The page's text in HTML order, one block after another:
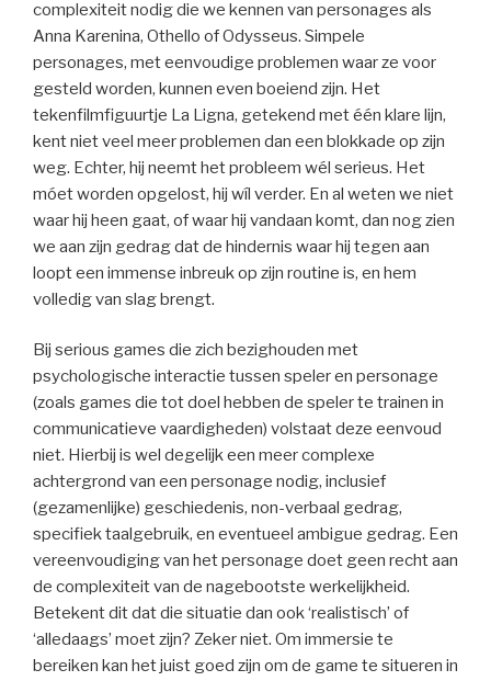
complexiteit nodig die we kennen van personages als
Anna Karenina, Othello of Odysseus. Simpele
personages, met eenvoudige problemen waar ze voor
gesteld worden, kunnen even boeiend zijn. Het
tekenfilmfiguurtje La Ligna, getekend met één klare lijn,
kent niet veel meer problemen dan een blokkade op zijn
weg. Echter, hij neemt het probleem wél serieus. Het
móet worden opgelost, hij wíl verder. En al weten we niet
waar hij heen gaat, of waar hij vandaan komt, dan nog zien
we aan zijn gedrag dat de hindernis waar hij tegen aan
loopt een immense inbreuk op zijn routine is, en hem
volledig van slag brengt.
Bij serious games die zich bezighouden met
psychologische interactie tussen speler en personage
(zoals games die tot doel hebben de speler te trainen in
communicatieve vaardigheden) volstaat deze eenvoud
niet. Hierbij is wel degelijk een meer complexe
achtergrond van een personage nodig, inclusief
(gezamenlijke) geschiedenis, non-verbaal gedrag,
specifiek taalgebruik, en eventueel ambigue gedrag. Een
vereenvoudiging van het personage doet geen recht aan
de complexiteit van de nagebootste werkelijkheid.
Betekent dit dat die situatie dan ook ‘realistisch’ of
‘alledaags’ moet zijn? Zeker niet. Om immersie te
bereiken kan het juist goed zijn om de game te situeren in